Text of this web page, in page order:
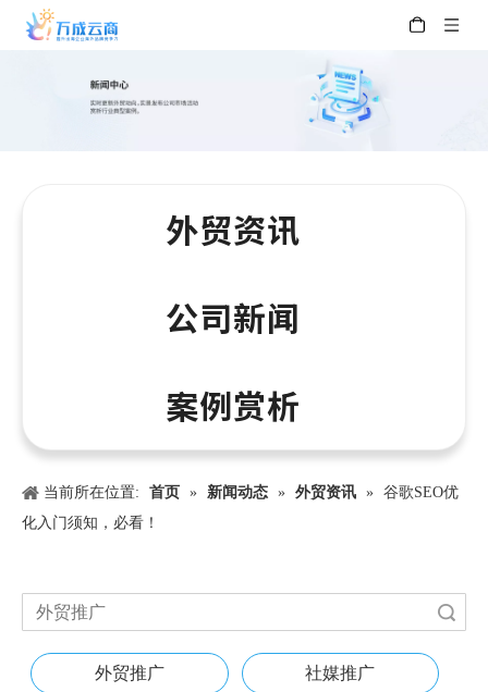
外贸资讯
公司新闻
案例赏析
当前所在位置: 首页 » 新闻动态 » 外贸资讯 » 谷歌SEO优
化入门须知，必看！
外贸推广 社媒推广